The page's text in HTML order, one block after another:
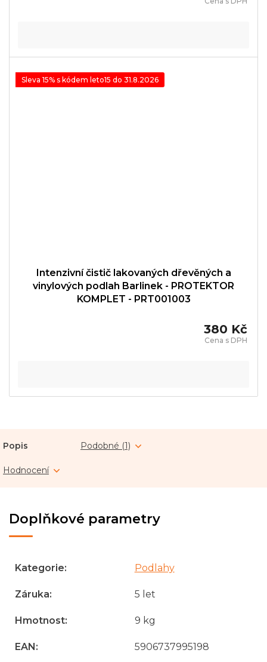
Sleva 15% s kódem leto15 do 31.8.2026
Intenzivní čistič lakovaných dřevěných a
vinylových podlah Barlinek - PROTEKTOR
KOMPLET - PRT001003
380 Kč
Popis Podobné (1)
Hodnocení
Doplňkové parametry
Kategorie: Podlahy
Záruka: 5 let
Hmotnost: 9 kg
EAN: 5906737995198